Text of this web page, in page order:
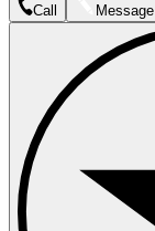
Call Message